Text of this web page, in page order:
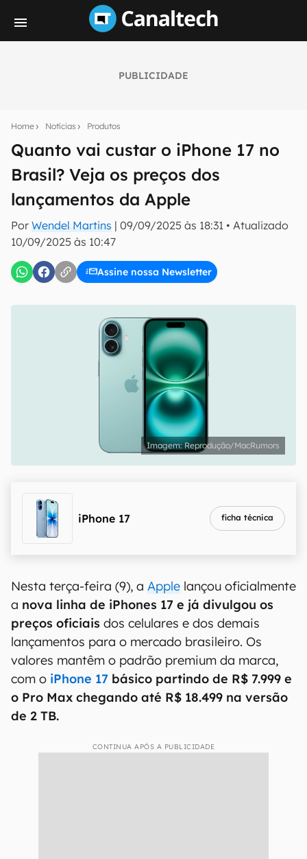
PUBLICIDADE
Home Notícias Produtos
Quanto vai custar o iPhone 17 no
Brasil? Veja os preços dos
lançamentos da Apple
Por Wendel Martins | 09/09/2025 às 18:31 • Atualizado
10/09/2025 às 10:47
Assine nossa Newsletter
notícias e reviews sobre tecnologia em primeira
E-mail
inscreva-se
Confirmo que li, aceito e concordo com os Termos de
Uso e Política de Privacidade do Canaltech.
Reprodução/MacRumors
iPhone 17 ficha técnica
Nesta terça-feira (9), a Apple lançou oficialmente
a nova linha de iPhones 17 e já divulgou os
preços oficiais dos celulares e dos demais
lançamentos para o mercado brasileiro. Os
valores mantêm o padrão premium da marca,
com o iPhone 17 básico partindo de R$ 7.999 e
o Pro Max chegando até R$ 18.499 na versão
de 2 TB.
CONTINUA APÓS A PUBLICIDADE